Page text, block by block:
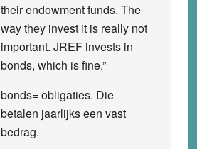
their endowment funds. The
way they invest it is really not
important. JREF invests in
bonds, which is fine.”
bonds= obligaties. Die
betalen jaarlijks een vast
bedrag.